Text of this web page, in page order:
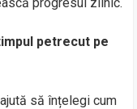
petrecut pe
să înțelegi cum